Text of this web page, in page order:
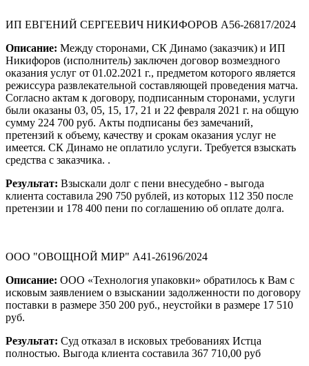
ИП ЕВГЕНИЙ СЕРГЕЕВИЧ НИКИФОРОВ А56-26817/2024
Описание: Между сторонами, СК Динамо (заказчик) и ИП
Никифоров (исполнитель) заключен договор возмездного
оказания услуг от 01.02.2021 г., предметом которого является
режиссура развлекательной составляющей проведения матча.
Согласно актам к договору, подписанным сторонами, услуги
были оказаны 03, 05, 15, 17, 21 и 22 февраля 2021 г. на общую
сумму 224 700 руб. Акты подписаны без замечаний,
претензий к объему, качеству и срокам оказания услуг не
имеется. СК Динамо не оплатило услуги. Требуется взыскать
средства с заказчика. .
Результат: Взыскали долг с пени внесудебно - выгода
клиента составила 290 750 рублей, из которых 112 350 после
претензии и 178 400 пени по соглашению об оплате долга.
ООО "ОВОЩНОЙ МИР" А41-26196/2024
Описание: ООО «Технология упаковки» обратилось к Вам с
исковым заявлением о взыскании задолженности по договору
поставки в размере 350 200 руб., неустойки в размере 17 510
руб.
Результат: Суд отказал в исковых требованиях Истца
полностью. Выгода клиента составила 367 710,00 руб